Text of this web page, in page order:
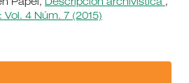
Papel, Descripción archivística ,
Vol. 4 Núm. 7 (2015)